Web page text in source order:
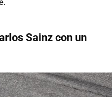
Sainz con un